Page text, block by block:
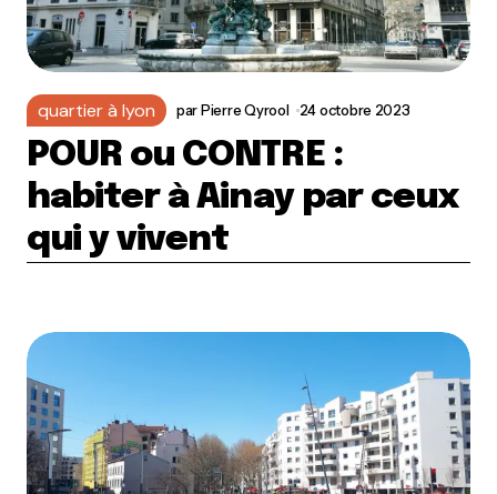
quartier à lyon parPierre Qyrool 24 octobre 2023
POUR ou CONTRE :
habiter à Ainay par ceux
qui y vivent